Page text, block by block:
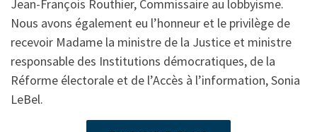
Jean-François Routhier, Commissaire au lobbyisme.
Nous avons également eu l’honneur et le privilège de
recevoir Madame la ministre de la Justice et ministre
responsable des Institutions démocratiques, de la
Réforme électorale et de l’Accès à l’information, Sonia
LeBel.